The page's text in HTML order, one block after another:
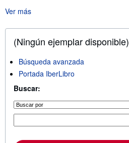
Ver más
(Ningún ejemplar disponible)
Búsqueda avanzada
Portada IberLibro
Buscar: